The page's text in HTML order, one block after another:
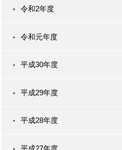
令和2年度
令和元年度
平成30年度
平成29年度
平成28年度
平成27年度